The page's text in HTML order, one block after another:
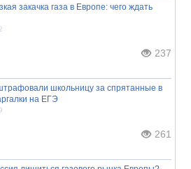
закачка газа в Европе: чего ждать
237
школьницу за спрятанные в
на ЕГЭ
261